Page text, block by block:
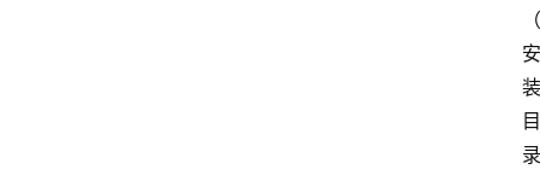
（
安
装
目
录